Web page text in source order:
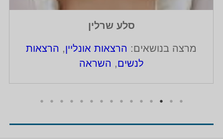
סלע שרלין
מרצה בנושאים: הרצאות אונליין, הרצאות
לנשים, השראה